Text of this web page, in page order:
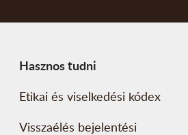
Hasznos tudni
Etikai és viselkedési kódex
Visszaélés bejelentési